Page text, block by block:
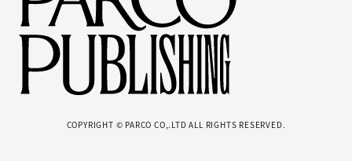
COPYRIGHT © PARCO CO,.LTD ALL RIGHTS RESERVED.